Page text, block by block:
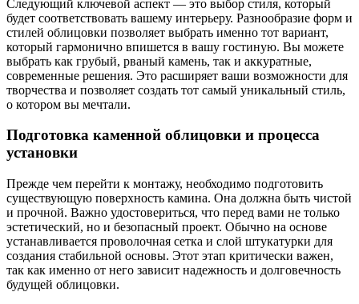
Следующий ключевой аспект — это выбор стиля, который
будет соответствовать вашему интерьеру. Разнообразие форм и
стилей облицовки позволяет выбрать именно тот вариант,
который гармонично впишется в вашу гостиную. Вы можете
выбрать как грубый, рваный камень, так и аккуратные,
современные решения. Это расширяет ваши возможности для
творчества и позволяет создать тот самый уникальный стиль,
о котором вы мечтали.
Подготовка каменной облицовки и процесса
установки
Прежде чем перейти к монтажу, необходимо подготовить
существующую поверхность камина. Она должна быть чистой
и прочной. Важно удостовериться, что перед вами не только
эстетический, но и безопасный проект. Обычно на основе
устанавливается проволочная сетка и слой штукатурки для
создания стабильной основы. Этот этап критически важен,
так как именно от него зависит надежность и долговечность
будущей облицовки.